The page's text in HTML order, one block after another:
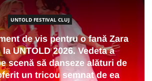
UNTOLD FESTIVAL CLUJ
de vis pentru o fană Zara
UNTOLD 2026. Vedeta a
scenă să danseze alături de
un tricou semnat de ea